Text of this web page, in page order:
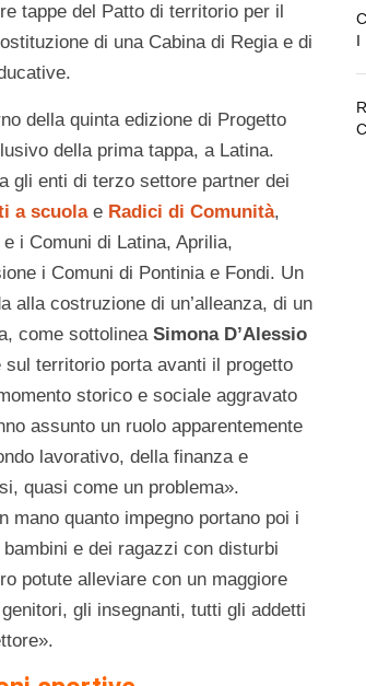
tappe del Patto di territorio per il
di una Cabina di Regia e di
della quinta edizione di Progetto
della prima tappa, a Latina.
gli enti di terzo settore partner dei
a scuolae Radici di Comunità,
i Comuni di Latina, Aprilia,
i Comuni di Pontinia e Fondi. Un
alla costruzione di un’alleanza, di un
come sottolinea Simona D’Alessio
territorio porta avanti il progetto
storico e sociale aggravato
assunto un ruolo apparentemente
lavorativo, della finanza e
quasi come un problema».
mano quanto impegno portano poi i
e dei ragazzi con disturbi
potute alleviare con un maggiore
gli insegnanti, tutti gli addetti
I